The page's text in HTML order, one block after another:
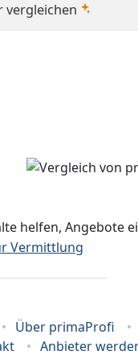
vergleichen
helfen, Angebote
Vermittlung
Über primaProfi
Anbieter